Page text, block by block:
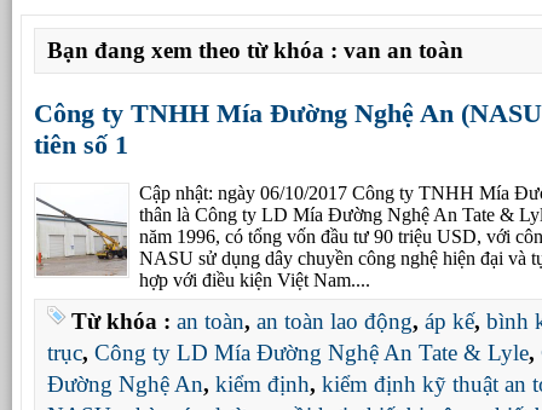
Bạn đang xem theo từ khóa : van an toàn
Công ty TNHH Mía Đường Nghệ An
tiên số 1
Cập nhật: ngày 06/10/2017 Công ty TNHH Mía
thân là Công ty LD Mía Đường Nghệ An Tate &
năm 1996, có tổng vốn đầu tư 90 triệu USD, với
NASU sử dụng dây chuyền công nghệ hiện đại và
hợp với điều kiện Việt Nam....
Từ khóa : an toàn, an toàn lao động, áp kế, bình
trục, Công ty LD Mía Đường Nghệ An Tate & Lyle,
Đường Nghệ An, kiểm định, kiểm định kỹ thuật an